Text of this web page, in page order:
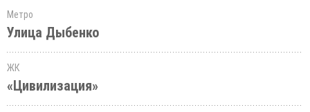
Метро
Улица Дыбенко
ЖК
«Цивилизация»